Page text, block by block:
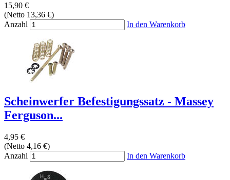
15,90 €
(Netto 13,36 €)
Anzahl
In den Warenkorb
Scheinwerfer Befestigungssatz - Massey
Ferguson...
4,95 €
(Netto 4,16 €)
Anzahl
In den Warenkorb